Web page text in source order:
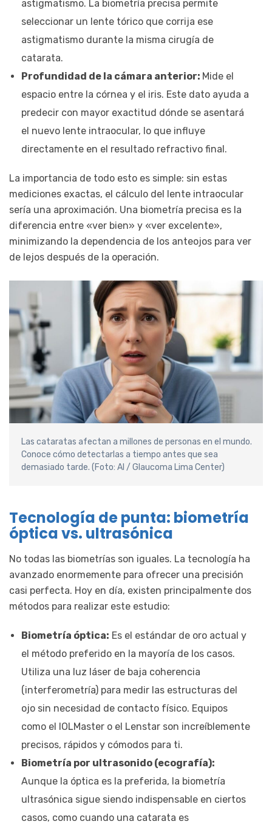
astigmatismo. La biometría precisa permite
seleccionar un lente tórico que corrija ese
astigmatismo durante la misma cirugía de
catarata.
Profundidad de la cámara anterior: Mide el
espacio entre la córnea y el iris. Este dato ayuda a
predecir con mayor exactitud dónde se asentará
el nuevo lente intraocular, lo que influye
directamente en el resultado refractivo final.
La importancia de todo esto es simple: sin estas
mediciones exactas, el cálculo del lente intraocular
sería una aproximación. Una biometría precisa es la
diferencia entre «ver bien» y «ver excelente»,
minimizando la dependencia de los anteojos para ver
de lejos después de la operación.
Las cataratas afectan a millones de personas en el mundo.
Conoce cómo detectarlas a tiempo antes que sea
demasiado tarde. (Foto: AI / Glaucoma Lima Center)
Tecnología de punta: biometría
óptica vs. ultrasónica
No todas las biometrías son iguales. La tecnología ha
avanzado enormemente para ofrecer una precisión
casi perfecta. Hoy en día, existen principalmente dos
métodos para realizar este estudio:
Biometría óptica: Es el estándar de oro actual y
el método preferido en la mayoría de los casos.
Utiliza una luz láser de baja coherencia
(interferometría) para medir las estructuras del
ojo sin necesidad de contacto físico. Equipos
como el IOLMaster o el Lenstar son increíblemente
precisos, rápidos y cómodos para ti.
Biometría por ultrasonido (ecografía):
Aunque la óptica es la preferida, la biometría
ultrasónica sigue siendo indispensable en ciertos
casos, como cuando una catarata es